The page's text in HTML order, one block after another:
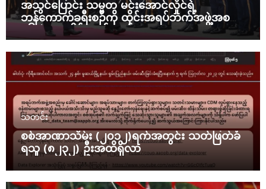
အသွင်ပြောင်း သမ္မတ မင်းအောင်လှိုင်ရဲ့
ဘန်ကောက်ခရီးစဉ်ကို ထိုင်းအရပ်ဘက်အဖွဲ့အစည်း
၁၆ ဖွဲ့ ပူးပေါင်း ကန့်ကွက်
သတင်း
စစ်အာဏာသိမ်း (၂၀၁၂)ရက်အတွင်း သတ်ဖြတ်ခံ
ရသူ (၈၂၃၂) ဦးအထိရှိလာ